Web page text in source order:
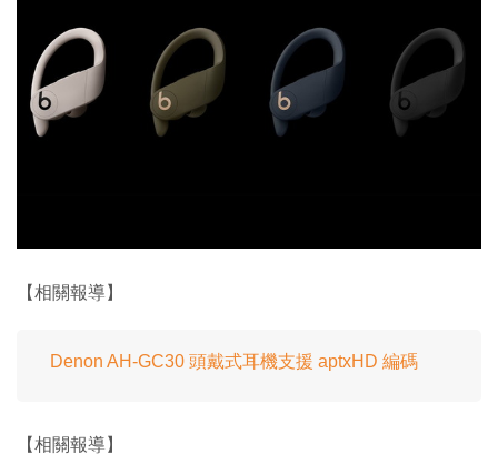
【相關報導】
Denon AH-GC30 頭戴式耳機支援 aptxHD 編碼
【相關報導】